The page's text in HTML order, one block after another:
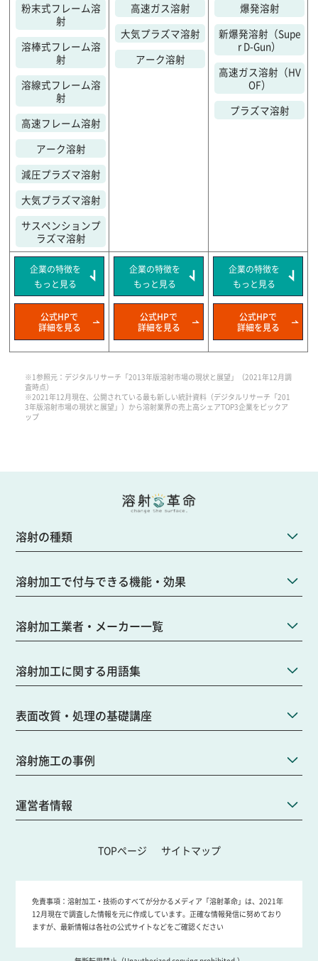
粉末式フレーム溶
射
溶棒式フレーム溶
射
溶線式フレーム溶
射
高速フレーム溶射
アーク溶射
減圧プラズマ溶射
大気プラズマ溶射
サスペンションプ
ラズマ溶射
高速ガス溶射
大気プラズマ溶射
アーク溶射
爆発溶射
新爆発溶射（Supe
r D-Gun）
高速ガス溶射（HV
OF）
プラズマ溶射
企業の特徴を
もっと見る
公式HPで
詳細を見る
企業の特徴を
もっと見る
公式HPで
詳細を見る
企業の特徴を
もっと見る
公式HPで
詳細を見る
※1参照元：デジタルリサーチ「2013年版溶射市場の現状と展望」（2021年12月調
査時点）
※2021年12月現在、公開されている最も新しい統計資料（デジタルリサーチ「201
3年版溶射市場の現状と展望」）から溶射業界の売上高シェアTOP3企業をピックア
ップ
溶射の種類
溶射加工で付与できる機能・効果
溶射加工業者・メーカー一覧
溶射加工に関する用語集
表面改質・処理の基礎講座
溶射施工の事例
運営者情報
TOPページ サイトマップ
免責事項： 溶射加工・技術のすべてが分かるメディア「溶射革命」は、2021年
12月現在で調査した情報を元に作成しています。正確な情報発信に努めており
ますが、最新情報は各社の公式サイトなどをご確認ください